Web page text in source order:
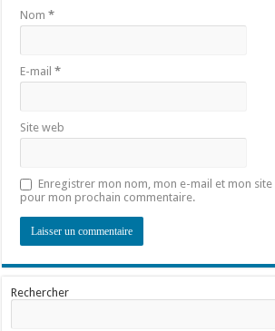
Nom*
E-mail*
Site web
Enregistrer mon nom, mon e-mail et mon
pour mon prochain commentaire.
Rechercher